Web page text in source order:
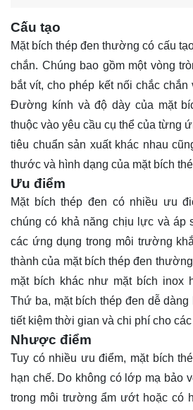
Cấu tạo
Mặt bích thép đen thường có cấu
chắn. Chúng bao gồm một vòng
bắt vít, cho phép kết nối chắc
Đường kính và độ dày của mặt
thuộc vào yêu cầu cụ thể của từng
tiêu chuẩn sản xuất khác nhau
thước và hình dạng của mặt bích
Ưu điểm
Mặt bích thép đen có nhiều ưu
chúng có khả năng chịu lực và áp
các ứng dụng trong môi trường
thành của mặt bích thép đen
mặt bích khác như mặt bích inox
Thứ ba, mặt bích thép đen dễ
tiết kiệm thời gian và chi phí cho
Nhược điểm
Tuy có nhiều ưu điểm, mặt bích
hạn chế. Do không có lớp mạ bảo
trong môi trường ẩm ướt hoặc có